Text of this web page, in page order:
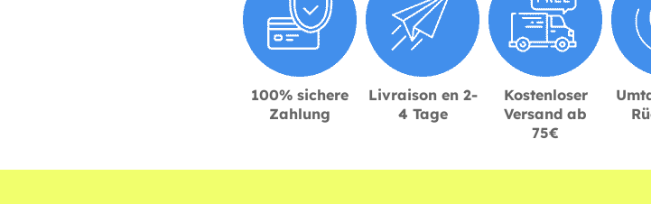
100% sichere
Zahlung
Livraison en 2-
4 Tage
Kostenloser
Versand ab
75€